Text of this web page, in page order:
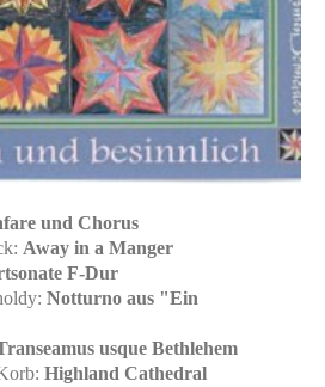
und Chorus
Away in a Manger
F-Dur
Notturno aus "Ein
usque Bethlehem
Highland Cathedral